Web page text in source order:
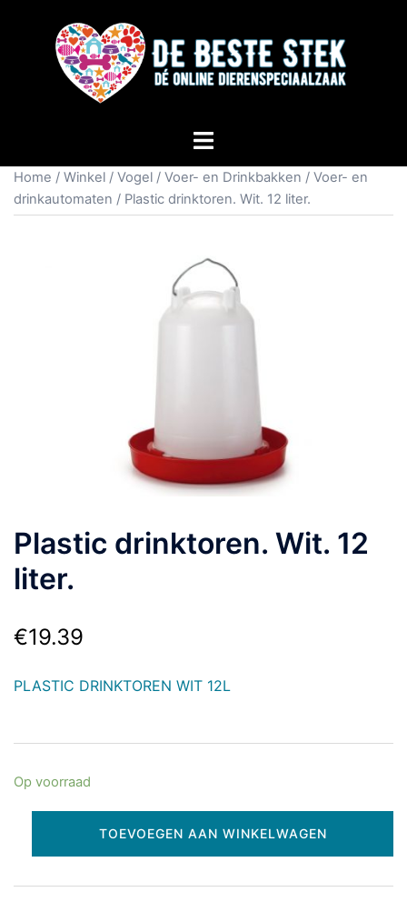
Home / Winkel / Vogel / Voer- en Drinkbakken / Voer- en
drinkautomaten / Plastic drinktoren. Wit. 12 liter.
Plastic drinktoren. Wit. 12
liter.
€19.39
PLASTIC DRINKTOREN WIT 12L
Op voorraad
TOEVOEGEN AAN WINKELWAGEN